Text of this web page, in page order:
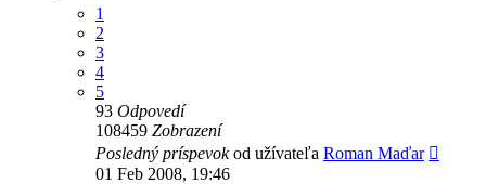
1
2
3
4
5
93 Odpovedí
108459 Zobrazení
Posledný príspevokod užívateľa Roman Maďar
01 Feb 2008, 19:46